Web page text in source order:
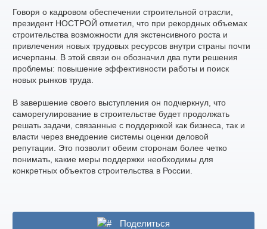
Говоря о кадровом обеспечении строительной отрасли,
президент НОСТРОЙ отметил, что при рекордных объемах
строительства возможности для экстенсивного роста и
привлечения новых трудовых ресурсов внутри страны почти
исчерпаны. В этой связи он обозначил два пути решения
проблемы: повышение эффективности работы и поиск
новых рынков труда.
В завершение своего выступления он подчеркнул, что
саморегулирование в строительстве будет продолжать
решать задачи, связанные с поддержкой как бизнеса, так и
власти через внедрение системы оценки деловой
репутации. Это позволит обеим сторонам более четко
понимать, какие меры поддержки необходимы для
конкретных объектов строительства в России.
Поделиться